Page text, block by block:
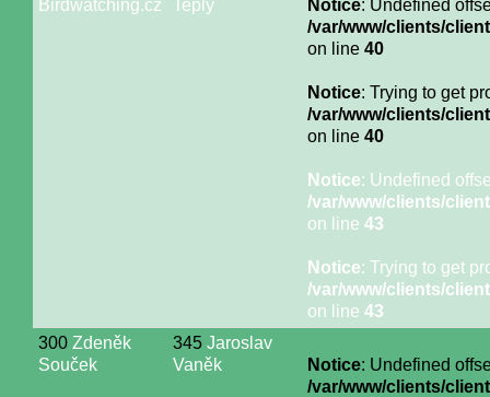
Birdwatching.cz
Teplý
Notice: Undefined
/var/www/clients/
on line 40
Notice: Trying to get
/var/www/clients/
on line 40
Notice: Undefined
/var/www/clients/
on line 43
Notice: Trying to get
/var/www/clients/
on line 43
300 Zdeněk
Souček
345 Jaroslav
Vaněk
Notice: Undefined
/var/www/clients/